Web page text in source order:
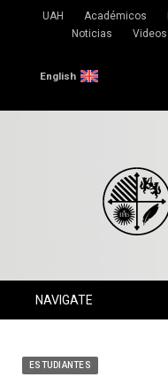
UAH Académicos
Noticias
Videos
English
NAVIGATE
ESTUDIANTES